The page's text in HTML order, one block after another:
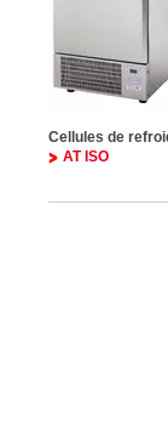
Cellules de
AT ISO